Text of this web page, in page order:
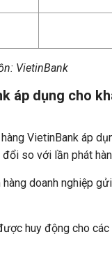
VietinBank
áp dụng cho
VietinBank áp
so với lần phát
doanh nghiệp
huy động cho